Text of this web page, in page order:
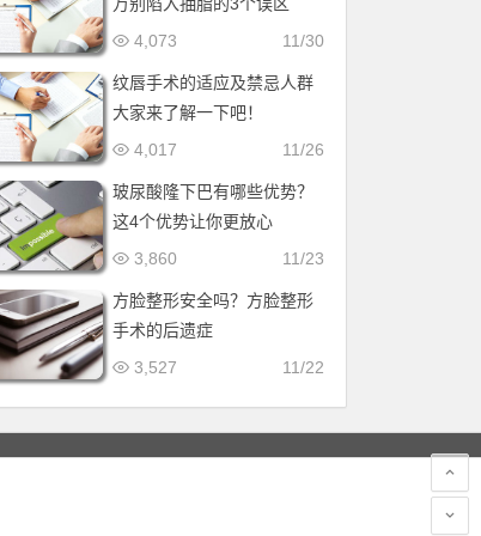
11/30
4,073
纹唇手术的适应及禁忌人群
大家来了解一下吧！
11/26
4,017
玻尿酸隆下巴有哪些优势？
这4个优势让你更放心
11/23
3,860
方脸整形安全吗？方脸整形
手术的后遗症
11/22
3,527